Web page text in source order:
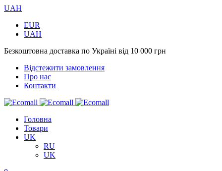
UAH
EUR
UAH
Безкоштовна доставка по Україні від 10 000 грн
Відстежити замовлення
Про нас
Контакти
Головна
Товари
UK
RU
UK